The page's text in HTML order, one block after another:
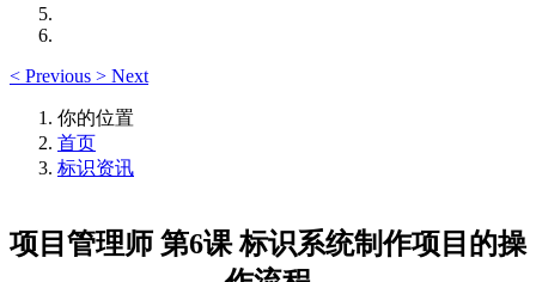
< Previous > Next
你的位置
首页
标识资讯
项目管理师 第6课 标识系统制作项目的操